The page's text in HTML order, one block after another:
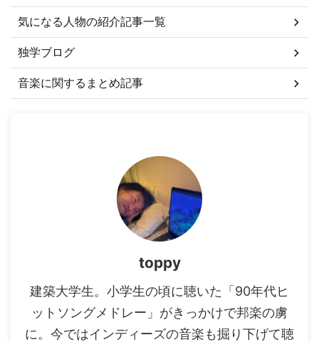
気になる人物の紹介記事一覧
独学ブログ
音楽に関するまとめ記事
toppy
建築大学生。小学生の頃に聴いた「90年代ヒ
ットソングメドレー」がきっかけで邦楽の虜
に。今ではインディーズの音楽も掘り下げて聴